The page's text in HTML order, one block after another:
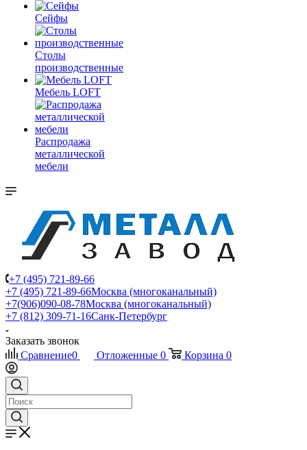
Сейфы
Столы
производственные
Мебель LOFT
Распродажа
металлической
мебели
+7 (495) 721-89-66
+7 (495) 721-89-66Москва (многоканальный)
+7(906)090-08-78Москва (многоканальный)
+7 (812) 309-71-16Санк-Петербург
Заказать звонок
Сравнение0 Отложенные 0 Корзина 0